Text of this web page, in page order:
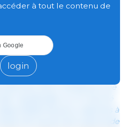
de la viande de
offre mondiale abondante
moins soutenue,
grippe aviaire qui sévissent
pays producteurs. En
de la viande porcine
inquiétudes sur le marché
de porcs destinés à
de hausse de la demande
à tout le contenu de
Google
login